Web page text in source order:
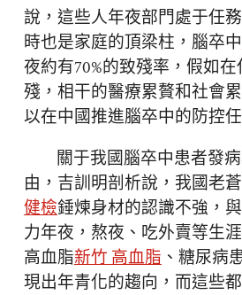
說，這些人年夜部門處于任
時也是家庭的頂梁柱，腦卒中
夜約有70%的致殘率，假如
殘，相干的醫療累贅和社會
以在中國推進腦卒中的防控
關于我國腦卒中患者發
由，吉訓明剖析說，我國老
健檢錘煉身材的認識不強，
力年夜，熬夜、吃外賣等生
高血脂新竹 高血脂 、糖尿病
現出年青化的趨向，而這些